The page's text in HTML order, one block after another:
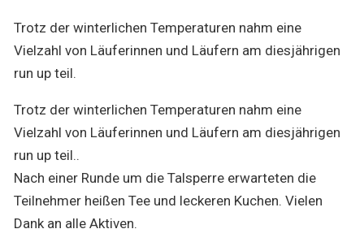
Trotz der winterlichen Temperaturen nahm eine
Vielzahl von Läuferinnen und Läufern am diesjährigen
run up teil.
Trotz der winterlichen Temperaturen nahm eine
Vielzahl von Läuferinnen und Läufern am diesjährigen
run up teil..
Nach einer Runde um die Talsperre erwarteten die
Teilnehmer heißen Tee und leckeren Kuchen. Vielen
Dank an alle Aktiven.